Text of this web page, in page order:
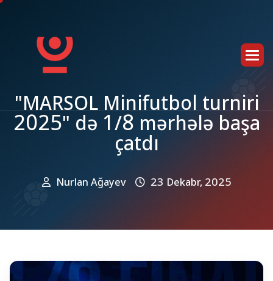
"MARSOL Minifutbol turniri
2025" də 1/8 mərhələ başa
çatdı
Nurlan Ağayev 23 Dekabr, 2025